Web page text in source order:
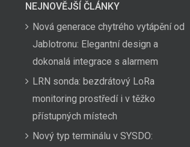
NEJNOVĚJŠÍ ČLÁNKY
Nová generace chytrého vytápění od
Jablotronu: Elegantní design a
dokonalá integrace s alarmem
LRN sonda: bezdrátový LoRa
monitoring prostředí i v těžko
přístupných místech
Nový typ terminálu v SYSDO: